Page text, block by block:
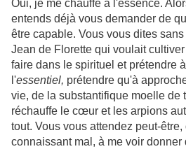
Oui, je me chauffe à l'essence.
entends déjà vous demander de
être capable. Vous vous dites
Jean de Florette qui voulait
faire dans le spirituel et prétendre
l'essentiel, prétendre qu'à
vie, de la substantifique moelle de
réchauffe le cœur et les arpions
tout. Vous vous attendez peut-être,
connaissant mal, à me voir donner